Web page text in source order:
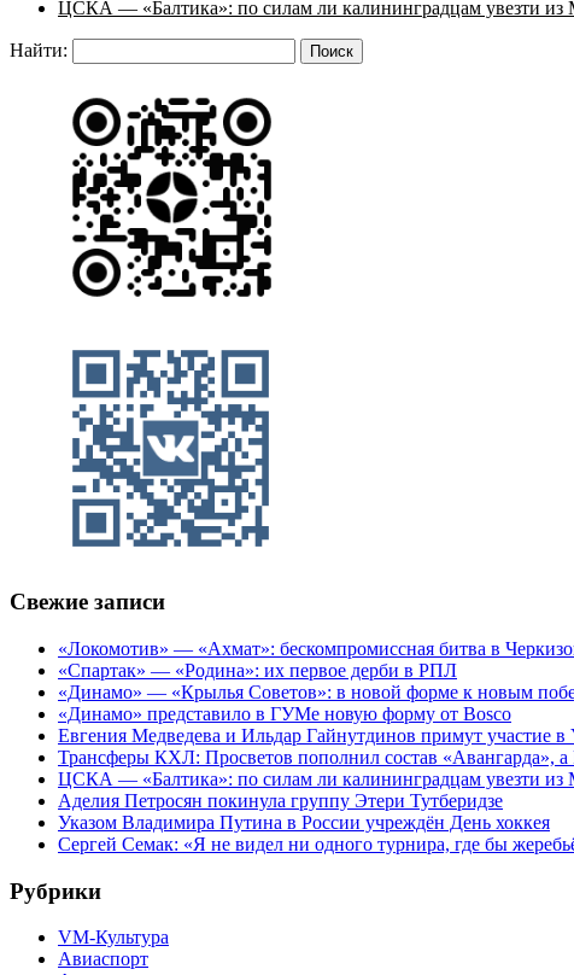
ЦСКА — «Балтика»: по силам ли калининградцам увезти из
Найти:
Свежие записи
«Локомотив» — «Ахмат»: бескомпромиссная битва в
«Спартак» — «Родина»: их первое дерби в РПЛ
«Динамо» — «Крылья Советов»: в новой форме к новым
«Динамо» представило в ГУМе новую форму от Bosco
Евгения Медведева и Ильдар Гайнутдинов примут участие
Трансферы КХЛ: Просветов пополнил состав «Авангарда», а
ЦСКА — «Балтика»: по силам ли калининградцам увезти из
Аделия Петросян покинула группу Этери Тутберидзе
Указом Владимира Путина в России учреждён День хоккея
Сергей Семак: «Я не видел ни одного турнира, где бы
Рубрики
VM-Культура
Авиаспорт